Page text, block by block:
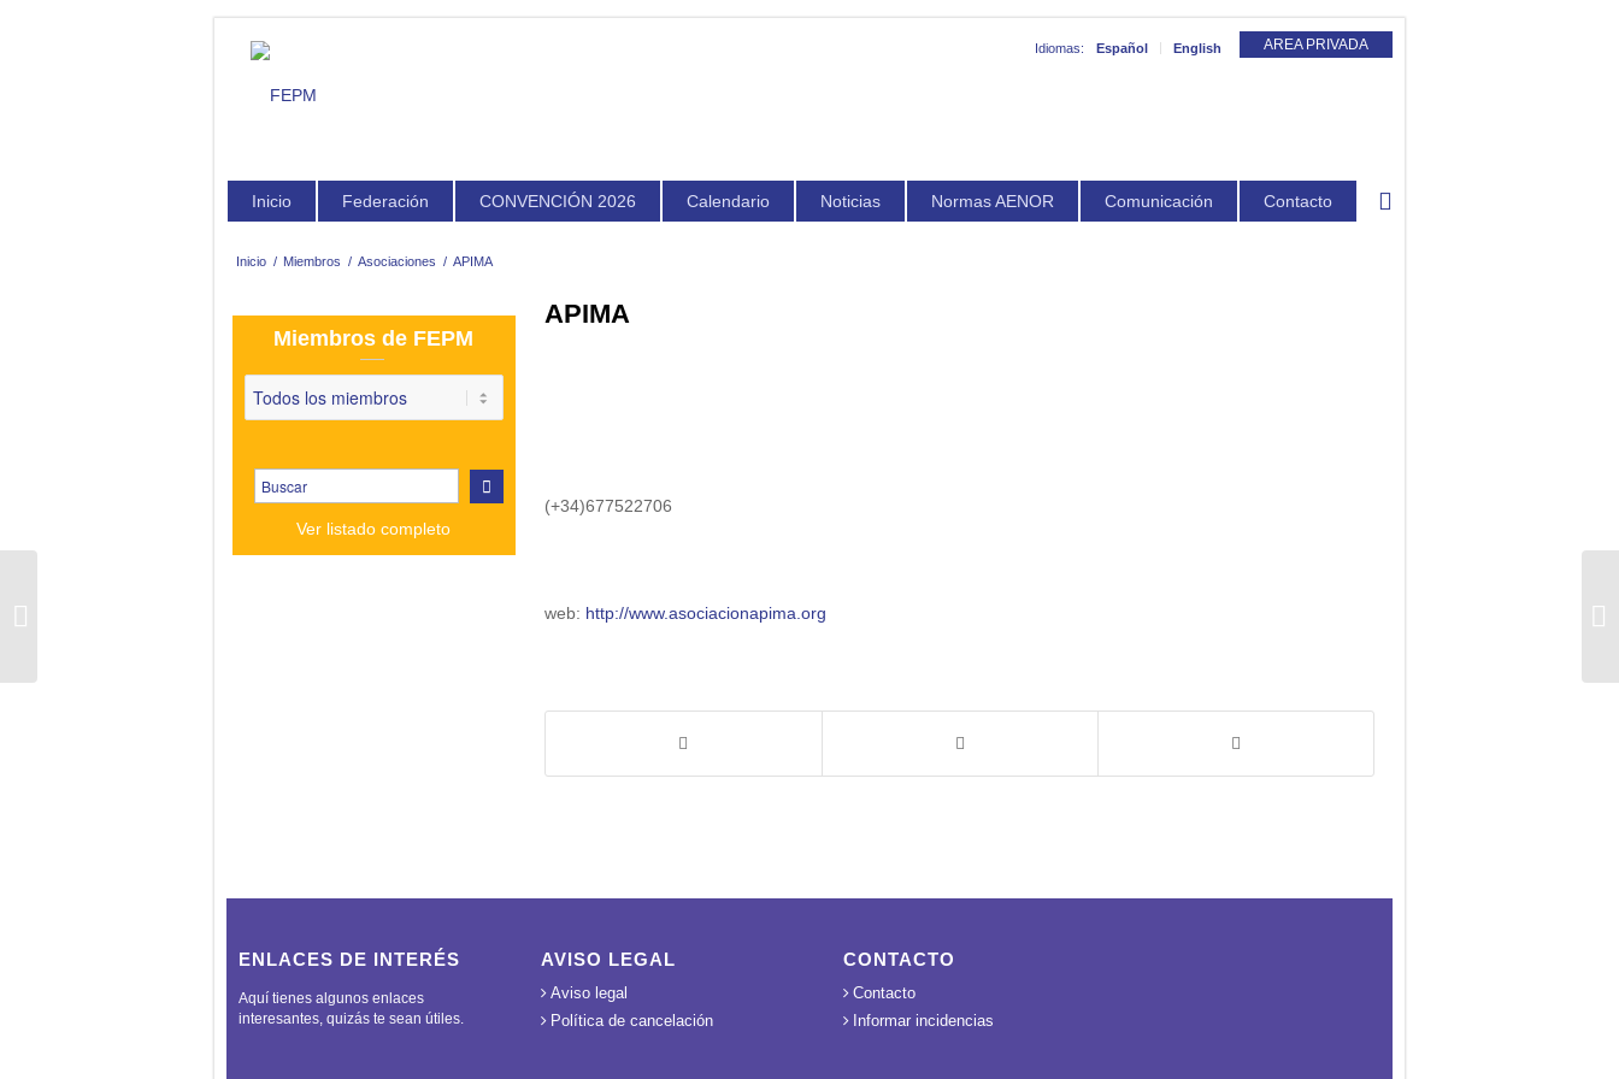
AREA PRIVADA
Idiomas: Español English
Inicio Federación CONVENCIÓN 2026 Calendario Noticias Normas AENOR Comunicación Contacto
Inicio / Miembros / Asociaciones / APIMA
APIMA
(+34)677522706
web: http://www.asociacionapima.org
Miembros de FEPM
Ver listado completo
ENLACES DE INTERÉS
Aquí tienes algunos enlaces
interesantes, quizás te sean útiles.
AVISO LEGAL
Aviso legal
Política de cancelación
CONTACTO
Contacto
Informar incidencias